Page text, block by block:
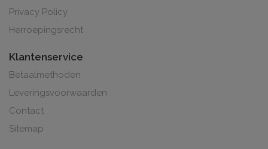
Privacy Policy
Herroepingsrecht
Klantenservice
Betaalmethoden
Leveringsvoorwaarden
Contact
Sitemap